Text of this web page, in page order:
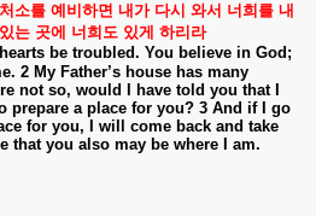
처소를 예비하면 내가 다시 와서 너희를 내
있는 곳에 너희도 있게 하리라
be troubled. You believe in God;
2 My Father’s house has many
not so, would I have told you that I
prepare a place for you? 3 And if I go
for you, I will come back and take
that you also may be where I am.